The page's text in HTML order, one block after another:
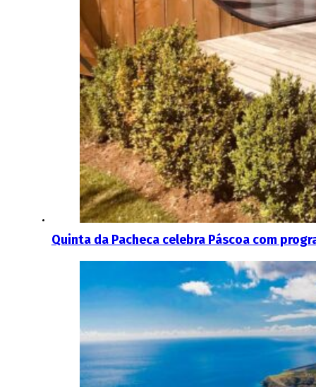
Quinta da Pacheca celebra Páscoa com